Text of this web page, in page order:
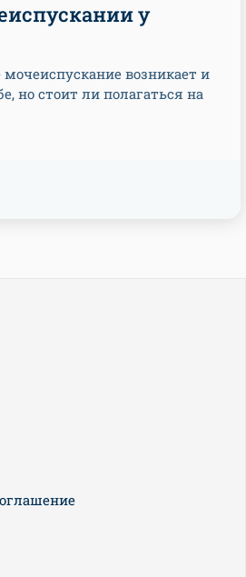
у
возникает и
но стоит ли полагаться на